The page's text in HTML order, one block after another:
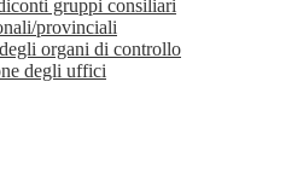
gruppi consiliari
provinciali
organi di controllo
degli uffici